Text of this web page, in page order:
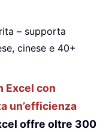
– supporta
cinese e 40+
Excel con
un’efficienza
offre oltre 300